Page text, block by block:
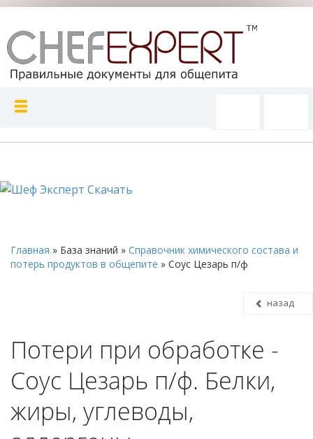
Главная » База знаний » Справочник химического состава и
потерь продуктов в общепите » Соус Цезарь п/ф
назад
Потери при обработке -
Соус Цезарь п/ф. Белки,
жиры, углеводы,